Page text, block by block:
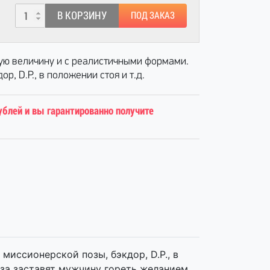
В КОРЗИНУ ПОД ЗАКАЗ
величину и с реалистичными формами.
D.P., в положении стоя и т.д.
и вы гарантированно получите
позы, бэкдор, D.P., в